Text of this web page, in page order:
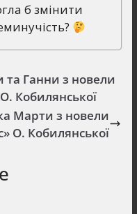
б змінити
та Ганни з новели
Кобилянської
Марти з новели
О. Кобилянської